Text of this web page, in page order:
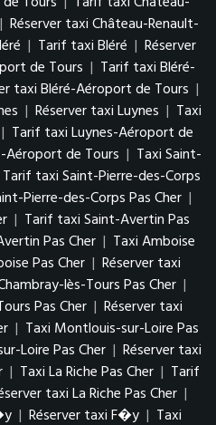
| Réserver taxi Château-Renault-
| Tarif taxi Bléré | Réserver
de Tours | Tarif taxi Bléré-
taxi Bléré-Aéroport de Tours |
| Réserver taxi Luynes | Taxi
| Tarif taxi Luynes-Aéroport de
Aéroport de Tours | Taxi Saint-
Tarif taxi Saint-Pierre-des-Corps
Pierre-des-Corps Pas Cher |
| Tarif taxi Saint-Avertin Pas
Pas Cher | Taxi Amboise
Pas Cher | Réserver taxi
lès-Tours Pas Cher |
Pas Cher | Réserver taxi
| Taxi Montlouis-sur-Loire Pas
Loire Pas Cher | Réserver taxi
| Taxi La Riche Pas Cher | Tarif
taxi La Riche Pas Cher |
| Réserver taxi F�y | Taxi